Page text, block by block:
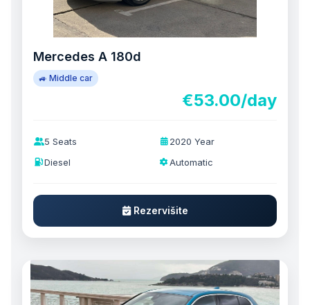
Mercedes A 180d
🚙 Middle car
€53.00/day
5 Seats
2020 Year
Diesel
Automatic
Rezervišite